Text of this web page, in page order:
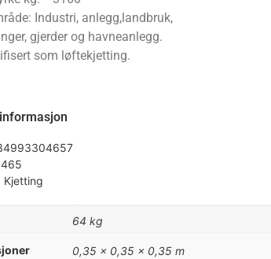
Industri, anlegg,landbruk,
gjerder og havneanlegg.
som løftekjetting.
Kjetting
64 kg
0,35 × 0,35 × 0,35 m